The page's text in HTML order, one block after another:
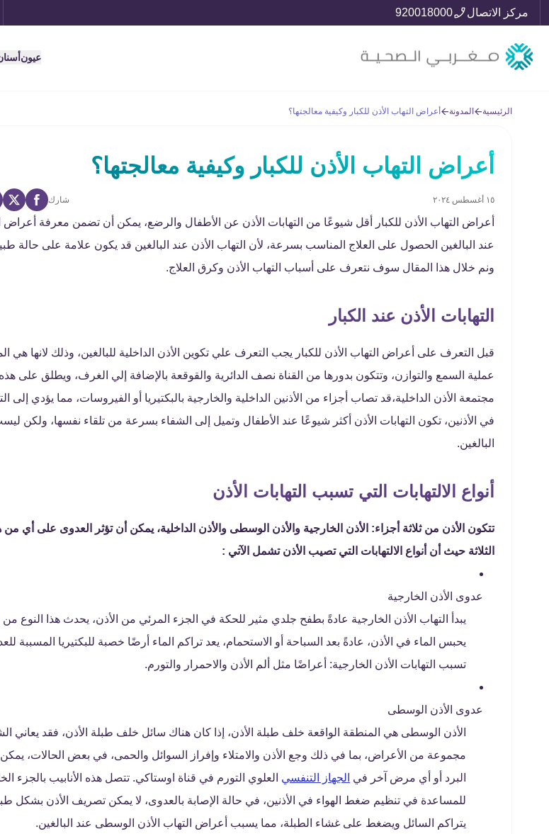
مركز الاتصال 920018000
عيون
الرئيسية المدونة أعراض التهاب الأذن للكبار وكيفية معالجتها؟
أعراض التهاب الأذن للكبار وكيفية معالجتها؟
١٥ أغسطس ٢٠٢٤ شارك
أعراض التهاب الأذن للكبار أقل شيوعًا من التهابات الأذن عن الأطفال والرضع، يمكن أن تضمن معرفة أعراض
عند البالغين الحصول على العلاج المناسب بسرعة، لأن التهاب الأذن عند البالغين قد يكون علامة على حالة
ونم خلال هذا المقال سوف نتعرف على أسباب التهاب الأذن وكرق العلاج.
التهابات الأذن عند الكبار
قبل التعرف على أعراض التهاب الأذن للكبار يجب التعرف علي تكوين الأذن الداخلية للبالغين، وذلك لانها هي
عملية السمع والتوازن، وتتكون بدورها من القناة نصف الدائرية والقوقعة بالإضافة إلي الغرف، ويطلق على هذه
مجتمعة الأذن الداخلية،قد تصاب أجزاء من الأذنين الداخلية والخارجية بالبكتيريا أو الفيروسات، مما يؤدي إلى
في الأذنين، تكون التهابات الأذن أكثر شيوعًا عند الأطفال وتميل إلى الشفاء بسرعة من تلقاء نفسها، ولكن
البالغين.
أنواع الالتهابات التي تسبب التهابات الأذن
تتكون الأذن من ثلاثة أجزاء: الأذن الخارجية والأذن الوسطى والأذن الداخلية، يمكن أن تؤثر العدوى على أي من
الثلاثة حيث أن أنواع الالتهابات التي تصيب الأذن تشمل الآتي :
عدوى الأذن الخارجية
يبدأ التهاب الأذن الخارجية عادةً بطفح جلدي مثير للحكة في الجزء المرئي من الأذن، يحدث هذا النوع
يحبس الماء في الأذن، عادةً بعد السباحة أو الاستحمام، يعد تراكم الماء أرضًا خصبة للبكتيريا المسببة
تسبب التهابات الأذن الخارجية: أعراضًا مثل ألم الأذن والاحمرار والتورم.
عدوى الأذن الوسطى
الأذن الوسطى هي المنطقة الواقعة خلف طبلة الأذن، إذا كان هناك سائل خلف طبلة الأذن، فقد
مجموعة من الأعراض، بما في ذلك وجع الأذن والامتلاء وإفراز السوائل والحمى، في بعض الحالات،
البرد أو أي مرض آخر في الجهاز التنفسي العلوي التورم في قناة اوستاكي. تتصل هذه الأنابيب بالجزء
للمساعدة في تنظيم ضغط الهواء في الأذنين، في حالة الإصابة بالعدوى، لا يمكن تصريف الأذن بشكل
يتراكم السائل ويضغط على غشاء الطبلة، مما يسبب أعراض التهاب الأذن الوسطى عند البالغين.